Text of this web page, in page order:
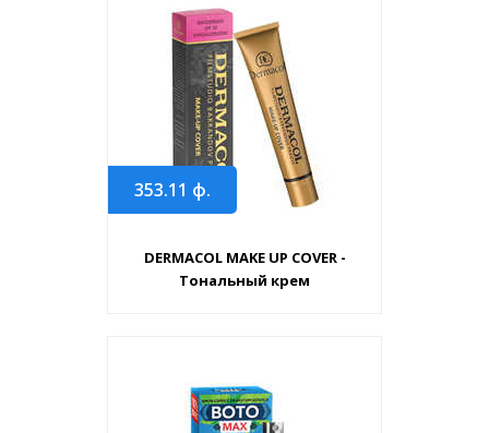
353.11 ф.
DERMACOL MAKE UP COVER -
Тональный крем